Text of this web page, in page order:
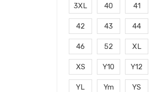
3XL 40 41
42 43 44
46 52 XL
XS Y10 Y12
YL Ym YS